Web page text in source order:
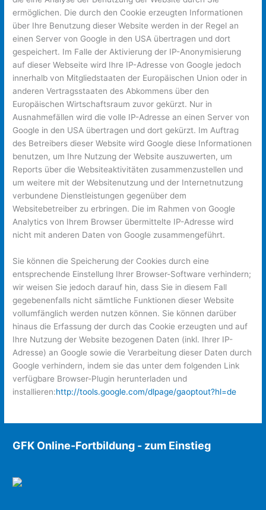
ermöglichen. Die durch den Cookie erzeugten Informationen
über Ihre Benutzung dieser Website werden in der Regel an
einen Server von Google in den USA übertragen und dort
gespeichert. Im Falle der Aktivierung der IP-Anonymisierung
auf dieser Webseite wird Ihre IP-Adresse von Google jedoch
innerhalb von Mitgliedstaaten der Europäischen Union oder in
anderen Vertragsstaaten des Abkommens über den
Europäischen Wirtschaftsraum zuvor gekürzt. Nur in
Ausnahmefällen wird die volle IP-Adresse an einen Server von
Google in den USA übertragen und dort gekürzt. Im Auftrag
des Betreibers dieser Website wird Google diese Informationen
benutzen, um Ihre Nutzung der Website auszuwerten, um
Reports über die Websiteaktivitäten zusammenzustellen und
um weitere mit der Websitenutzung und der Internetnutzung
verbundene Dienstleistungen gegenüber dem
Websitebetreiber zu erbringen. Die im Rahmen von Google
Analytics von Ihrem Browser übermittelte IP-Adresse wird
nicht mit anderen Daten von Google zusammengeführt.
Sie können die Speicherung der Cookies durch eine
entsprechende Einstellung Ihrer Browser-Software verhindern;
wir weisen Sie jedoch darauf hin, dass Sie in diesem Fall
gegebenenfalls nicht sämtliche Funktionen dieser Website
vollumfänglich werden nutzen können. Sie können darüber
hinaus die Erfassung der durch das Cookie erzeugten und auf
Ihre Nutzung der Website bezogenen Daten (inkl. Ihrer IP-
Adresse) an Google sowie die Verarbeitung dieser Daten durch
Google verhindern, indem sie das unter dem folgenden Link
verfügbare Browser-Plugin herunterladen und
installieren:http://tools.google.com/dlpage/gaoptout?hl=de
GFK Online-Fortbildung - zum Einstieg